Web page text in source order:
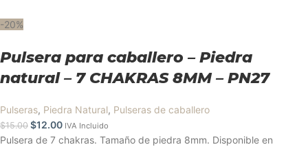
-20%
Pulsera para caballero – Piedra
natural – 7 CHAKRAS 8MM – PN27
Pulseras, Piedra Natural, Pulseras de caballero
$15.00 $12.00 IVA Incluido
Pulsera de 7 chakras. Tamaño de piedra 8mm. Disponible en